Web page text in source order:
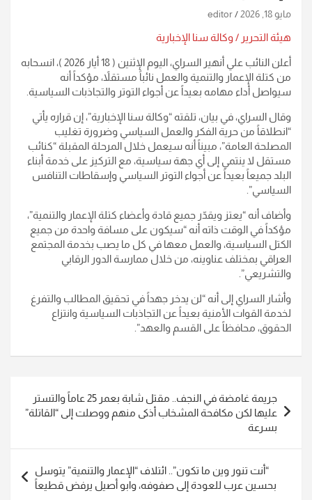
مايو 18, 2026 editor
هيئة التحرير / وكالة سنا الإخبارية
أعلن النائب علي أنهير السراي، اليوم الإثنين ( 18 أيار 2026 )، انسحابه
من كتلة الإعمار والتنمية والعمل نائباً مستقلاً، مؤكداً أنه
سيواصل أداء مهامه بعيداً عن أجواء التوتر والتجاذبات السياسية.
وقال السراي، في بيان، تلقته “وكالة سنا الإخبارية”، إن قراره يأتي
“انطلاقاً من حرية الفكر والعمل السياسي وضرورة تغليب
المصلحة العامة”، مبيناً أنه سيعمل خلال المرحلة المقبلة “كنائب
مستقل لا ينتمي إلى أي جهة سياسية، مع التركيز على خدمة أبناء
البلد جميعاً بعيداً عن أجواء التوتر السياسي وإسقاطات التنافس
السياسي”.
وأضاف أنه “يعتز ويقدّر جميع قادة وأعضاء كتلة الإعمار والتنمية”،
مؤكداً في الوقت ذاته أنه “سيكون على مسافة واحدة من جميع
الكتل السياسية، والعمل معها في كل ما يصب بخدمة المجتمع
العراقي بمختلف عناوينه، من خلال ممارسة الدور الرقابي
والتشريعي”.
وأشار السراي إلى أنه “لن يدخر جهداً في تحقيق المطالب والتفرغ
لخدمة القوات الأمنية بعيداً عن التجاذبات السياسية وانتزاع
الحقوق، محافظاً على القسم والعهد”.
المقالات
جريمة غامضة في النجف.. مقتل شابة بعمر 25 عاماً والتستر
عليها لكن مكافحة المشخاب أذكى منهم ووصلت إلى “القاتلة”
بسرعة
“أنت تنور وين ما تكون”.. ائتلاف “الإعمار والتنمية” يتوسل
بحسين عرب للعودة إلى صفوفه، وابو أصيل يرفض قطيعاً